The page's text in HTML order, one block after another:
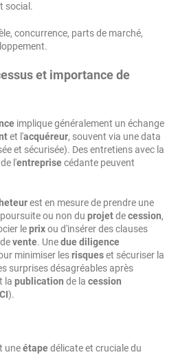
social.
concurrence, parts de marché,
et importance de
implique généralement un échange
et l'acquéreur, souvent via une data
et sécurisée). Des entretiens avec la
l'entreprisecédante peuvent
est en mesure de prendre une
ou non du projetdecession,
leprixou d'insérer des clauses
devente. Unedue diligence
minimiser lesrisqueset sécuriser la
surprises désagréables après
la publication de la cession
).
uneétapedélicate et cruciale du